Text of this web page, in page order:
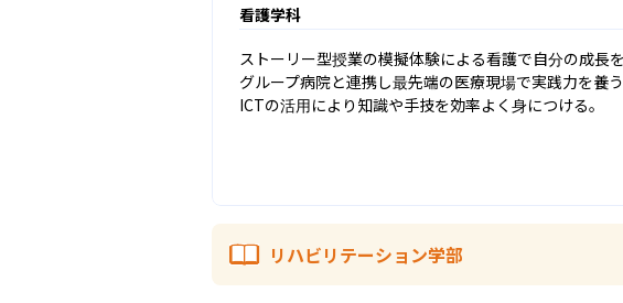
看護学科
ストーリー型授業の模擬体験による看護で自分の成長を
グループ病院と連携し最先端の医療現場で実践力を養う
ICTの活用により知識や手技を効率よく身につける。
リハビリテーション学部